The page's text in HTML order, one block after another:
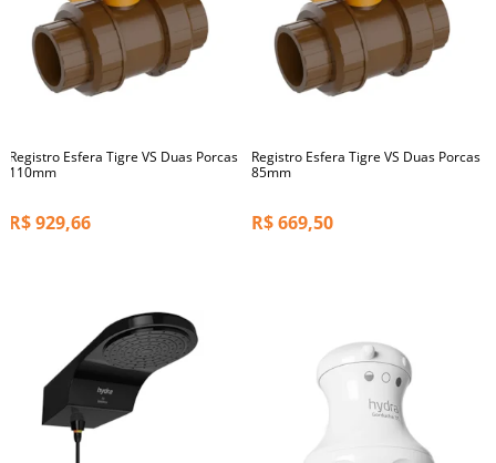
Registro Esfera Tigre VS Duas Porcas
110mm
R$929,66
Registro Esfera Tigre VS Duas Porcas
85mm
R$669,50